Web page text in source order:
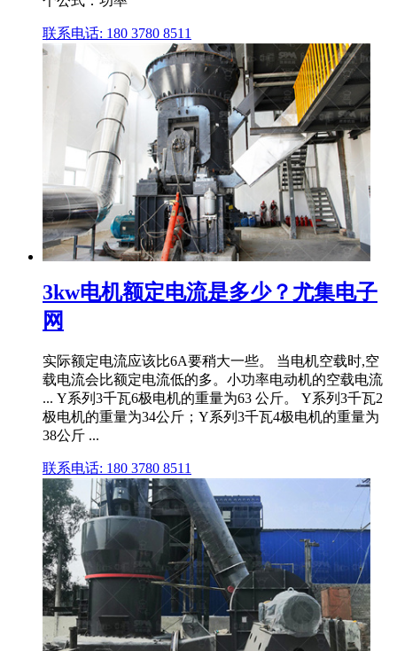
联系电话: 180 3780 8511
3kw电机额定电流是多少？尤集电子
网
实际额定电流应该比6A要稍大一些。 当电机空载时,空
载电流会比额定电流低的多。小功率电动机的空载电流
... Y系列3千瓦6极电机的重量为63 公斤。 Y系列3千瓦2
极电机的重量为34公斤；Y系列3千瓦4极电机的重量为
38公斤 ...
联系电话: 180 3780 8511